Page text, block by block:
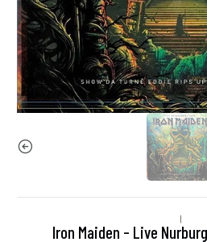
|
Iron Maiden - Live